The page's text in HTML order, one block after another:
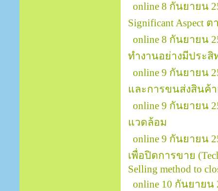
online 8 กันยายน
Significant Aspect
online 8 กันยายน
ทำงานอย่างมีประสิ
online 9 กันยายน
และการขนส่งสินค้
online 9 กันยายน
แวดล้อม
online 9 กันยายน
เพื่อปิดการขาย
Selling method to
online 10 กันยายน